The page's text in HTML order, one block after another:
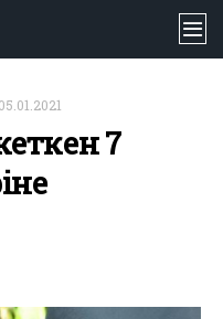
05.01.2021
7